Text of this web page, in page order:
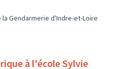
Gendarmerie d'Indre-et-Loire
à l'école Sylvie